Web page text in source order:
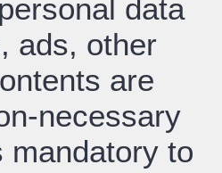
data
ads, other
are
necessary
mandatory to